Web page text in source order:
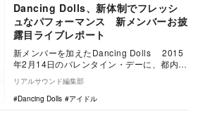
Dancing Dolls、新体制でフレッシ
ュなパフォーマンス 新メンバーお披
露目ライブレポート
新メンバーを加えたDancing Dolls 2015
年2月14日のバレンタイン・デーに、都内の
ライブハウスEgg-man t…
リアルサウンド編集部
Dancing Dolls
アイドル